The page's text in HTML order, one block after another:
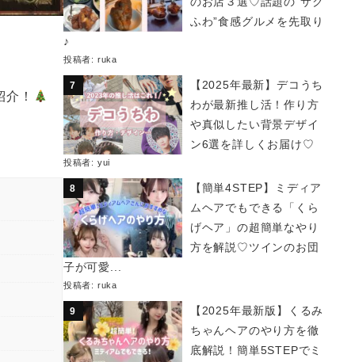
介！
ふわ”食感グルメを先取り
♪
投稿者: ruka
【2025年最新】デコうち
わが最新推し活！作り方
や真似したい背景デザイ
ン6選を詳しくお届け♡
投稿者: yui
【簡単4STEP】ミディア
ムヘアでもできる「くら
げヘア」の超簡単なやり
方を解説♡ツインのお団
子が可愛...
投稿者: ruka
【2025年最新版】くるみ
ちゃんヘアのやり方を徹
底解説！簡単5STEPでミ